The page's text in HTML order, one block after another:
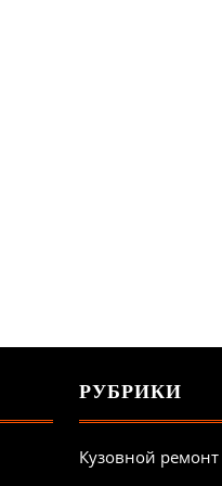
РУБРИКИ
Кузовной ремонт